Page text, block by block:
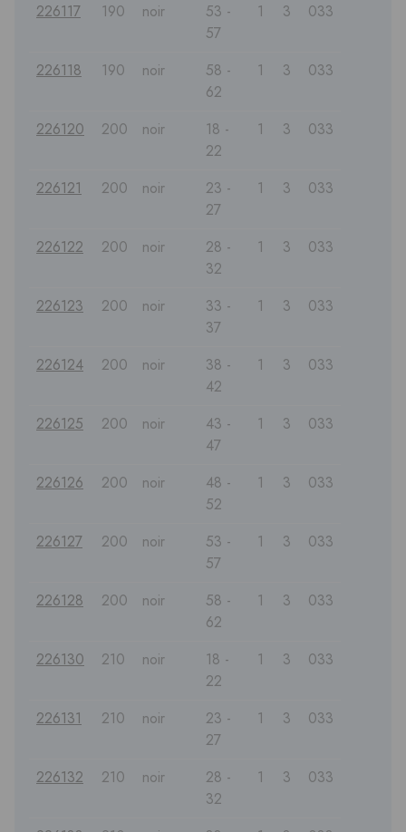
226117 190 noir
53 -
57
1 3 033
226118 190 noir
58 -
62
1 3 033
226120 200 noir
18 -
22
1 3 033
226121 200 noir
23 -
27
1 3 033
226122 200 noir
28 -
32
1 3 033
226123 200 noir
33 -
37
1 3 033
226124 200 noir
38 -
42
1 3 033
226125 200 noir
43 -
47
1 3 033
226126 200 noir
48 -
52
1 3 033
226127 200 noir
53 -
57
1 3 033
226128 200 noir
58 -
62
1 3 033
226130 210 noir
18 -
22
1 3 033
226131 210 noir
23 -
27
1 3 033
226132 210 noir
28 -
32
1 3 033